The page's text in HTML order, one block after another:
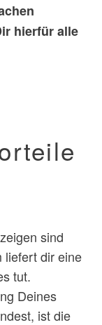
hierfür alle
sind
liefert dir eine
tut.
Deines
ist die